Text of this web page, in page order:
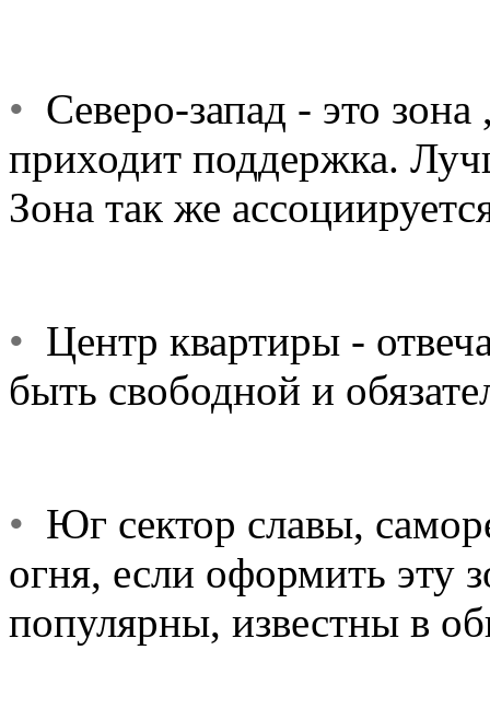
• Северо-запад - это
приходит поддержка.
Зона так же
• Центр квартиры -
быть свободной и
• Юг сектор славы,
огня, если оформить эту
популярны, известны в